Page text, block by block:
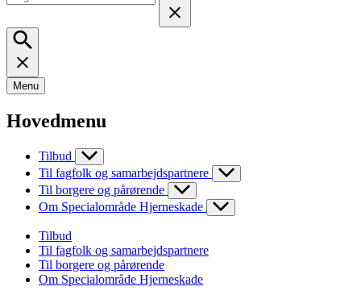
Menu
Hovedmenu
Tilbud
Til fagfolk og samarbejdspartnere
Til borgere og pårørende
Om Specialområde Hjerneskade
Tilbud
Til fagfolk og samarbejdspartnere
Til borgere og pårørende
Om Specialområde Hjerneskade